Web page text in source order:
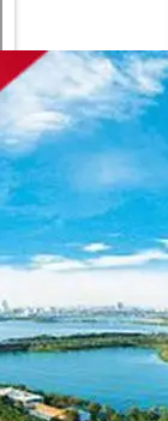
đầu tư và quy
(Tài liệu st: báo